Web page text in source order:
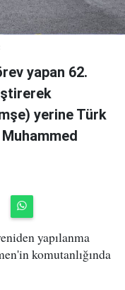
yapan 62.
yerine Türk
yapılanma
komutanlığında